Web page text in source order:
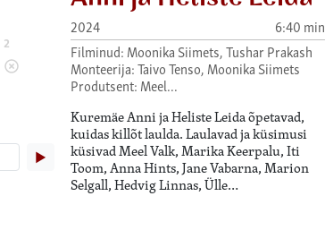
2
▶
2024
6:40 min
Filminud: Moonika Siimets, Tushar Prakash
Monteerija: Taivo Tenso, Moonika Siimets
Produtsent: Meel…
Kuremäe Anni ja Heliste Leida õpetavad,
kuidas killõt laulda. Laulavad ja küsimusi
küsivad Meel Valk, Marika Keerpalu, Iti
Toom, Anna Hints, Jane Vabarna, Marion
Selgall, Hedvig Linnas, Ülle…